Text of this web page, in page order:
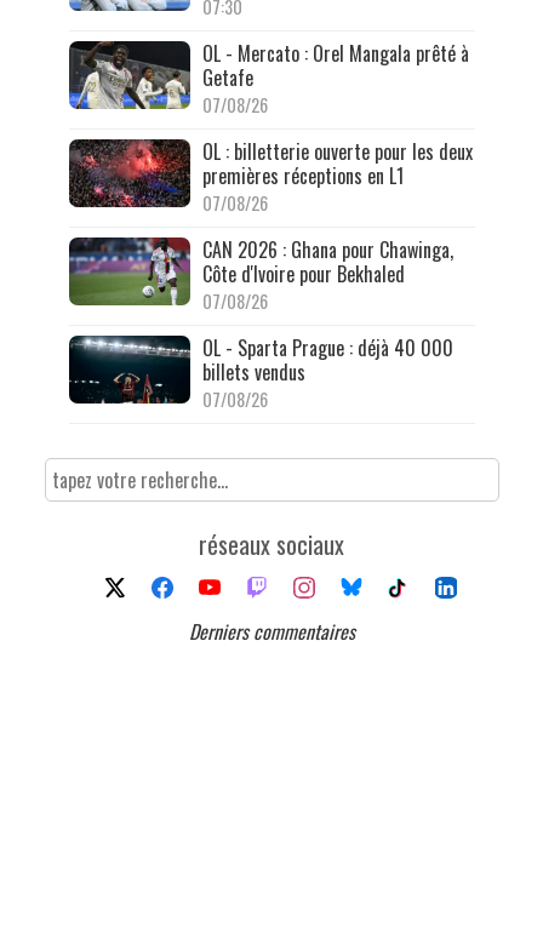
07:30
OL - Mercato : Orel Mangala prêté à
Getafe
07/08/26
OL : billetterie ouverte pour les deux
premières réceptions en L1
07/08/26
CAN 2026 : Ghana pour Chawinga,
Côte d'Ivoire pour Bekhaled
07/08/26
OL - Sparta Prague : déjà 40 000
billets vendus
07/08/26
réseaux sociaux
Derniers commentaires